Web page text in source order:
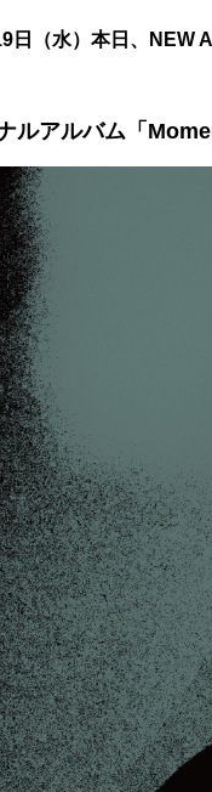
日（水）本日、NEW
ルアルバム「